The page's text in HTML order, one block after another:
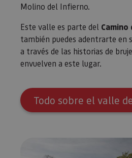
Molino del Infierno.
Este valle es parte del
también puedes adentrarte en
a través de las historias de
envuelven a este lugar.
Todo sobre el valle